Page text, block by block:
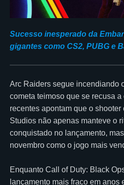
Sucesso inesperado da
gigantes como CS2, PUBG e
Arc Raiders segue incendiando
cometa teimoso que se recusa
recentes apontam que o
Studios não apenas manteve o
conquistado no lançamento,
novembro como o jogo mais
Enquanto Call of Duty: Black
lançamento mais fraco em anos